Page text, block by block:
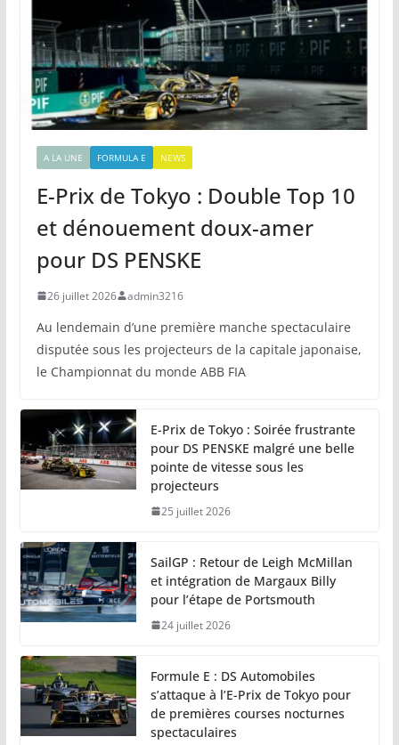
A LA UNE FORMULA E NEWS
E-Prix de Tokyo : Double Top 10
et dénouement doux-amer
pour DS PENSKE
26 juillet 2026 admin3216
Au lendemain d’une première manche spectaculaire
disputée sous les projecteurs de la capitale japonaise,
le Championnat du monde ABB FIA
E-Prix de Tokyo : Soirée frustrante
pour DS PENSKE malgré une belle
pointe de vitesse sous les
projecteurs
25 juillet 2026
SailGP : Retour de Leigh McMillan
et intégration de Margaux Billy
pour l’étape de Portsmouth
24 juillet 2026
Formule E : DS Automobiles
s’attaque à l’E-Prix de Tokyo pour
de premières courses nocturnes
spectaculaires